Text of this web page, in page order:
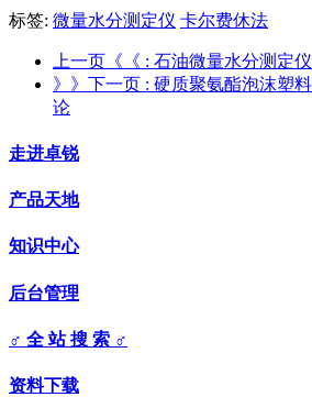
标签: 微量水分测定仪 卡尔费休法
上一页《《 : 石油微量水分测定
》》下一页 : 硬质聚氨酯泡沫塑
论
走进卓锐
产品天地
知识中心
后台管理
♂ 全 站 搜 索 ♂
资料下载